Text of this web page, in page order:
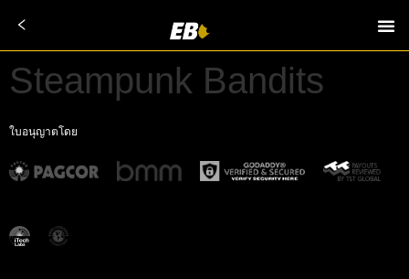
Steampunk Bandits
ใบอนุญาตโดย